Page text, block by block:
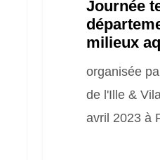
Journée
milieux
organisée
de l'Ille &
avril 2023 à